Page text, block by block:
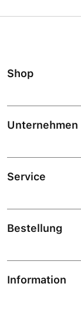
Shop
Unternehmen
Service
Bestellung
Information